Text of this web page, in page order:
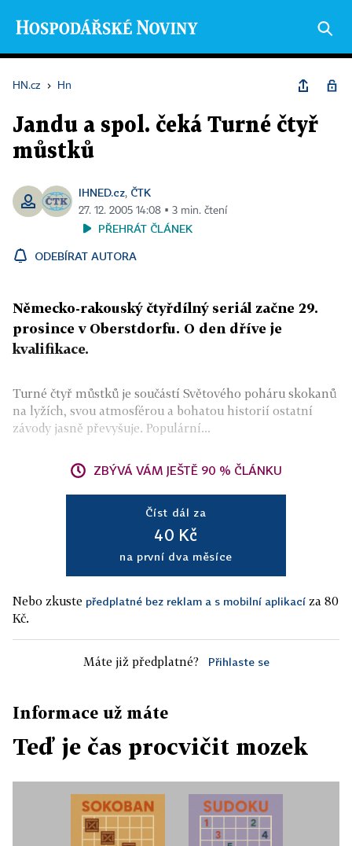
HN.cz › Hn
Jandu a spol. čeká Turné čtyř
můstků
IHNED.cz, ČTK
27. 12. 2005 14:08 ▪ 3 min. čtení
PŘEHRÁT ČLÁNEK
ODEBÍRAT AUTORA
Německo-rakouský čtyřdílný seriál začne 29.
prosince v Oberstdorfu. O den dříve je
kvalifikace.
Turné čtyř můstků je součástí Světového poháru skokanů
na lyžích, svou atmosférou a bohatou historií ostatní
závody jasně převyšuje. Populární...
ZBÝVÁ VÁM JEŠTĚ 90 % ČLÁNKU
Číst dál za
40 Kč
na první dva měsíce
Nebo zkuste předplatné bez reklam a s mobilní aplikací za 80
Kč.
Máte již předplatné? Přihlaste se
Informace už máte
Teď je čas procvičit mozek